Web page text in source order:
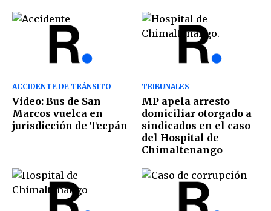
ACCIDENTE DE TRÁNSITO
Video: Bus de San
Marcos vuelca en
jurisdicción de Tecpán
TRIBUNALES
MP apela arresto
domiciliar otorgado a
sindicados en el caso
del Hospital de
Chimaltenango